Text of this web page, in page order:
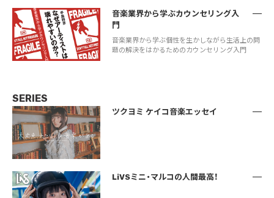
音楽業界から学ぶカウンセリング入
門
音楽業界から学ぶ個性を生かしながら生活上の問
題の解決をはかるためのカウンセリング入門
SERIES
ツクヨミ ケイコ音楽エッセイ
LiVSミニ・マルコの人間最高！